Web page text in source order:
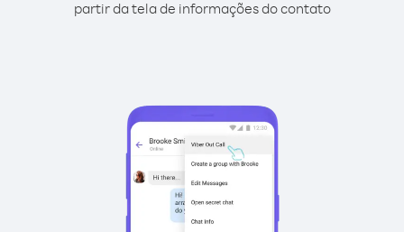
partir da tela de informações do contato